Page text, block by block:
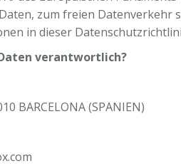
zum freien Datenverkehr
in dieser
verantwortlich?
BARCELONA (SPANIEN)